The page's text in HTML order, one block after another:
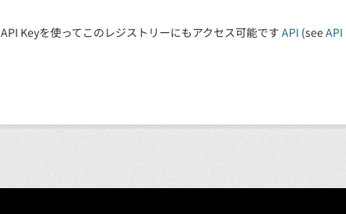
API Keyを使ってこのレジストリーにもアクセス可能です API (seeAPI